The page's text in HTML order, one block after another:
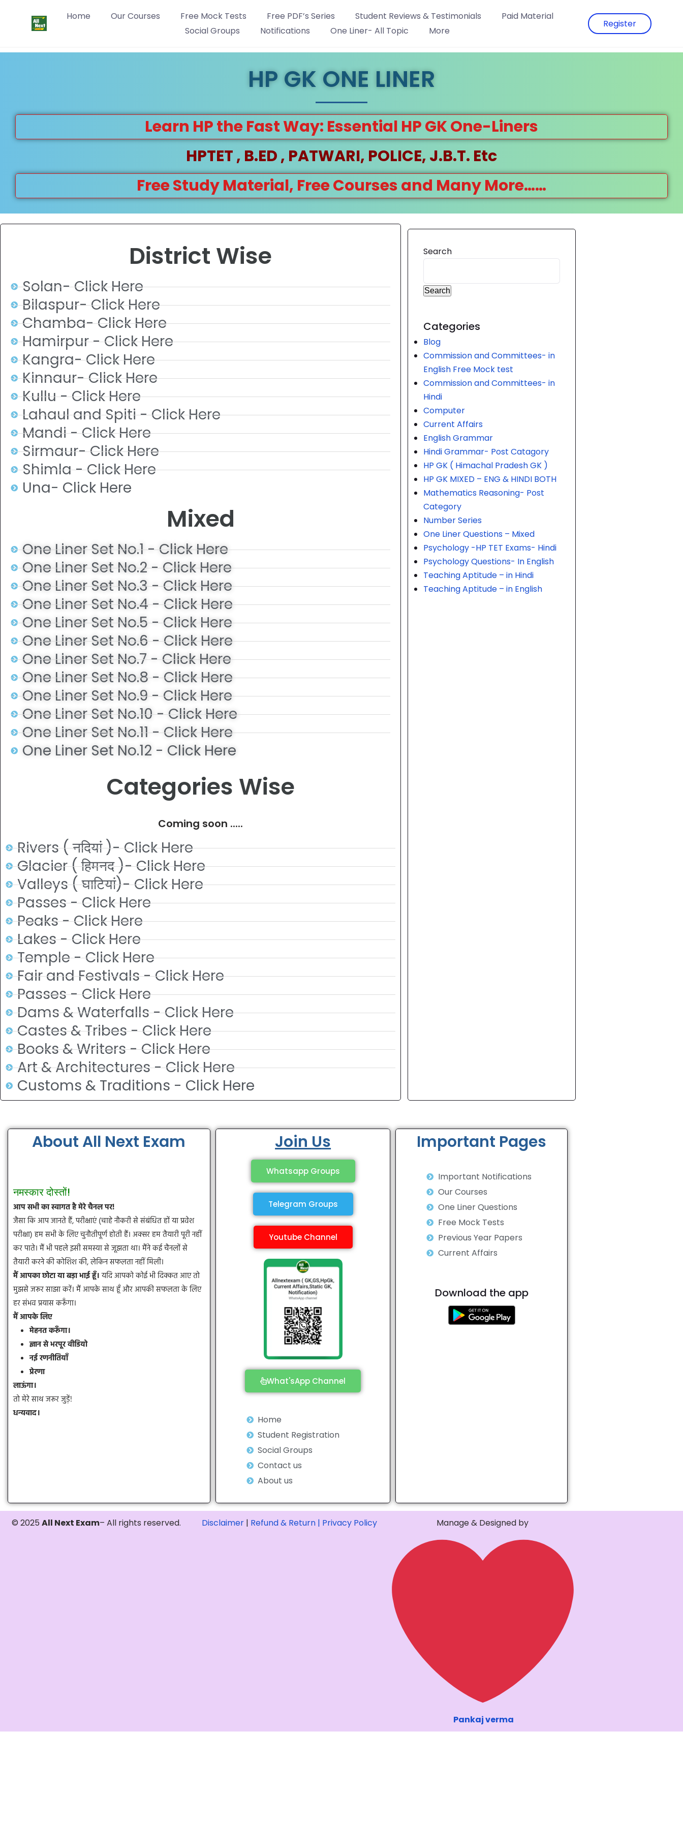
Home Our Courses Free Mock Tests Free PDF’s Series Student Reviews & Testimonials
Paid Material
Social Groups
Notifications One Liner- All Topic More
Register
HP GK ONE LINER
Learn HP the Fast Way: Essential HP GK One-Liners
HPTET , B.ED , PATWARI, POLICE, J.B.T. Etc
Free Study Material, Free Courses and Many More……
District Wise
Solan- Click Here
Bilaspur- Click Here
Chamba- Click Here
Hamirpur - Click Here
Kangra- Click Here
Kinnaur- Click Here
Kullu - Click Here
Lahaul and Spiti - Click Here
Mandi - Click Here
Sirmaur- Click Here
Shimla - Click Here
Una- Click Here
Mixed
One Liner Set No.1 - Click Here
One Liner Set No.2 - Click Here
One Liner Set No.3 - Click Here
One Liner Set No.4 - Click Here
One Liner Set No.5 - Click Here
One Liner Set No.6 - Click Here
One Liner Set No.7 - Click Here
One Liner Set No.8 - Click Here
One Liner Set No.9 - Click Here
One Liner Set No.10 - Click Here
One Liner Set No.11 - Click Here
One Liner Set No.12 - Click Here
Categories Wise
Coming soon .....
Rivers ( नदियां )- Click Here
Glacier ( हिमनद )- Click Here
Valleys ( घाटियां)- Click Here
Passes - Click Here
Peaks - Click Here
Lakes - Click Here
Temple - Click Here
Fair and Festivals - Click Here
Passes - Click Here
Dams & Waterfalls - Click Here
Castes & Tribes - Click Here
Books & Writers - Click Here
Art & Architectures - Click Here
Customs & Traditions - Click Here
Search
Search
Categories
Blog
Commission and Committees- in
English Free Mock test
Commission and Committees- in
Hindi
Computer
Current Affairs
English Grammar
Hindi Grammar- Post Catagory
HP GK ( Himachal Pradesh GK )
HP GK MIXED – ENG & HINDI BOTH
Mathematics Reasoning- Post
Category
Number Series
One Liner Questions – Mixed
Psychology -HP TET Exams- Hindi
Psychology Questions- In English
Teaching Aptitude – in Hindi
Teaching Aptitude – in English
About All Next Exam
नमस्कार दोस्तों!
आप सभी का स्वागत है मेरे चैनल पर!
जैसा कि आप जानते हैं, परीक्षाएं (चाहे नौकरी से संबंधित हों या प्रवेश
परीक्षा) हम सभी के लिए चुनौतीपूर्ण होती हैं। अक्सर हम तैयारी पूरी नहीं
कर पाते। मैं भी पहले इसी समस्या से जूझता था। मैंने कई चैनलों से
तैयारी करने की कोशिश की, लेकिन सफलता नहीं मिली।
मैं आपका छोटा या बड़ा भाई हूँ।यदि आपको कोई भी दिक्कत आए तो
मुझसे जरूर साझा करें। मैं आपके साथ हूँ और आपकी सफलता के लिए
हर संभव प्रयास करूँगा।
मैं आपके लिए
मेहनत करूँगा।
ज्ञान से भरपूर वीडियो
नई रणनीतियाँ
प्रेरणा
लाऊंगा।
तो मेरे साथ जरूर जुड़ें!
धन्यवाद।
Join Us
Whatsapp Groups
Telegram Groups
Youtube Channel
What'sApp Channel
Home
Student Registration
Social Groups
Contact us
About us
Important Pages
Important Notifications
Our Courses
One Liner Questions
Free Mock Tests
Previous Year Papers
Current Affairs
Download the app
© 2025All Next Exam– All rights reserved. Disclaimer | Refund & Return | Privacy Policy Manage & Designed by
Pankaj verma